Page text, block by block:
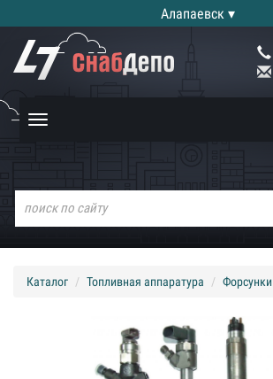
Алапаевск ▾
Toggle
Каталог Топливная аппаратура Форсунки